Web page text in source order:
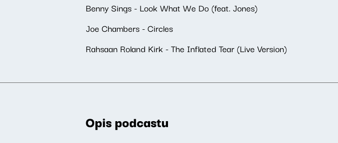
Benny Sings - Look What We Do (feat. Jones)
Joe Chambers - Circles
Rahsaan Roland Kirk - The Inflated Tear (Live Version)
Opis podcastu